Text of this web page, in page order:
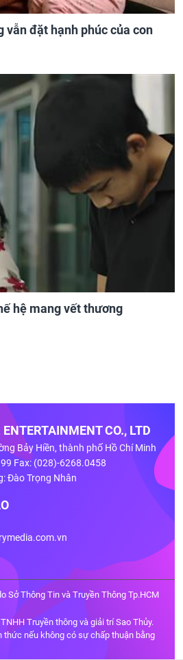
đặt hạnh phúc của con
hệ mang vết thương
CO., LTD
Bảy Hiền, thành phố Hồ Chí Minh
Fax: (028)-6268.0458
Đào Trọng Nhân
Sở Thông Tin và Truyền Thông Tp.HCM
Truyền thông và giải trí Sao Thủy.
thức nếu không có sự chấp thuận bằng